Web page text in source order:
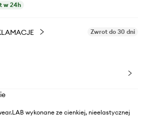
w 24h
Zwrot do 30 dni
wykonane ze cienkiej, nieelastycznej